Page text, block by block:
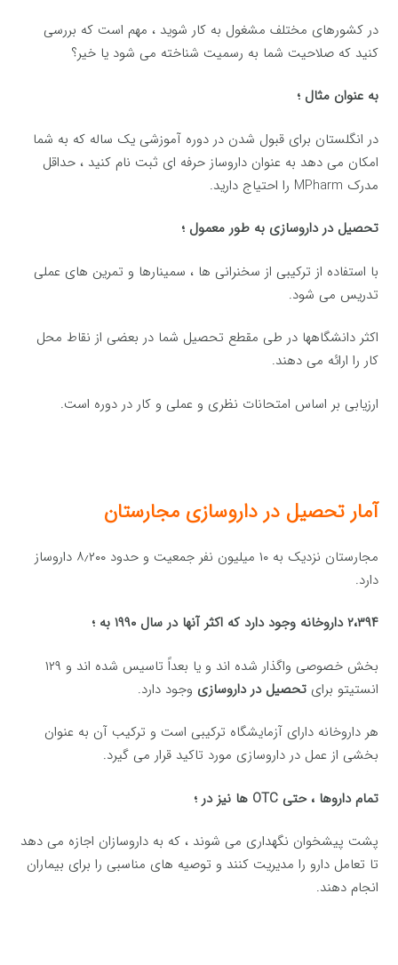
در کشورهای مختلف مشغول به کار شوید ، مهم است که بررسی
کنید که صلاحیت شما به رسمیت شناخته می شود یا خیر؟
به عنوان مثال ؛
در انگلستان برای قبول شدن در دوره آموزشی یک ساله که به شما
امکان می دهد به عنوان داروساز حرفه ای ثبت نام کنید ، حداقل
مدرک MPharm را احتیاج دارید.
تحصیل در داروسازی به طور معمول ؛
با استفاده از ترکیبی از سخنرانی ها ، سمینارها و تمرین های عملی
تدریس می شود.
اکثر دانشگاهها در طی مقطع تحصیل شما در بعضی از نقاط محل
کار را ارائه می دهند.
ارزیابی بر اساس امتحانات نظری و عملی و کار در دوره است.
آمار تحصیل در داروسازی مجارستان
مجارستان نزدیک به ۱۰ میلیون نفر جمعیت و حدود ۸٫۲۰۰ داروساز
دارد.
۲،۳۹۴ داروخانه وجود دارد که اکثر آنها در سال ۱۹۹۰ به ؛
بخش خصوصی واگذار شده اند و یا بعداً تاسیس شده اند و ۱۲۹
انستیتو برایتحصیل در داروسازی وجود دارد.
هر داروخانه دارای آزمایشگاه ترکیبی است و ترکیب آن به عنوان
بخشی از عمل در داروسازی مورد تاکید قرار می گیرد.
تمام داروها ، حتی OTC ها نیز در ؛
پشت پیشخوان نگهداری می شوند ، که به داروسازان اجازه می دهد
تا تعامل دارو را مدیریت کنند و توصیه های مناسبی را برای بیماران
انجام دهند.